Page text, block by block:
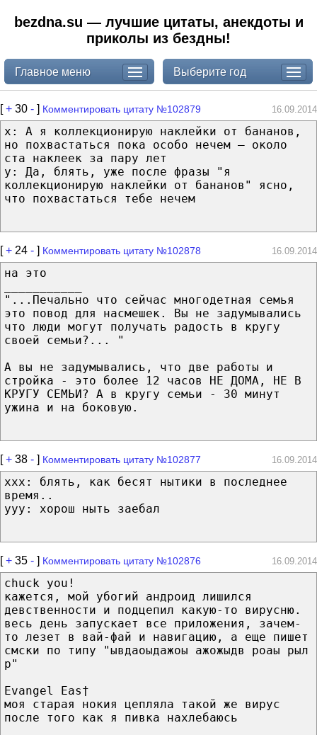
bezdna.su — лучшие цитаты, анекдоты и
приколы из бездны!
Главное меню Выберите год
[+ 30 - ] Комментировать цитату №102879 16.09.2014
x: А я коллекционирую наклейки от бананов,
но похвастаться пока особо нечем — около
ста наклеек за пару лет
y: Да, блять, уже после фразы "я
коллекционирую наклейки от бананов" ясно,
что похвастаться тебе нечем
[+ 24 - ] Комментировать цитату №102878 16.09.2014
на это
"...Печально что сейчас многодетная семья
это повод для насмешек. Вы не задумывались
что люди могут получать радость в кругу
своей семьи?... "
А вы не задумывались, что две работы и
стройка - это более 12 часов НЕ ДОМА, НЕ В
КРУГУ СЕМЬИ? А в кругу семьи - 30 минут
ужина и на боковую.
[+ 38 - ] Комментировать цитату №102877 16.09.2014
xxx: блять, как бесят нытики в последнее
время..
yyy: хорош ныть заебал
[+ 35 - ] Комментировать цитату №102876 16.09.2014
chuck you!
кажется, мой убогий андроид лишился
девственности и подцепил какую-то вирусню.
весь день запускает все приложения, зачем-
то лезет в вай-фай и навигацию, а еще пишет
смски по типу "ывдаоыдажоы ажожыдв роаы рыл
р"
Evangel Eas†
моя старая нокия цепляла такой же вирус
после того как я пивка нахлебаюсь